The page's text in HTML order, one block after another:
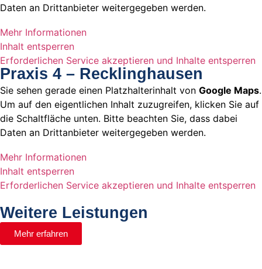
Daten an Drittanbieter weitergegeben werden.
Mehr Informationen
Inhalt entsperren
Erforderlichen Service akzeptieren und Inhalte entsperren
Praxis 4 – Recklinghausen
Sie sehen gerade einen Platzhalterinhalt von Google Maps.
Um auf den eigentlichen Inhalt zuzugreifen, klicken Sie auf
die Schaltfläche unten. Bitte beachten Sie, dass dabei
Daten an Drittanbieter weitergegeben werden.
Mehr Informationen
Inhalt entsperren
Erforderlichen Service akzeptieren und Inhalte entsperren
Weitere Leistungen
Mehr erfahren